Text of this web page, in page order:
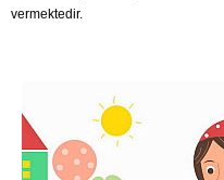
vermektedir.